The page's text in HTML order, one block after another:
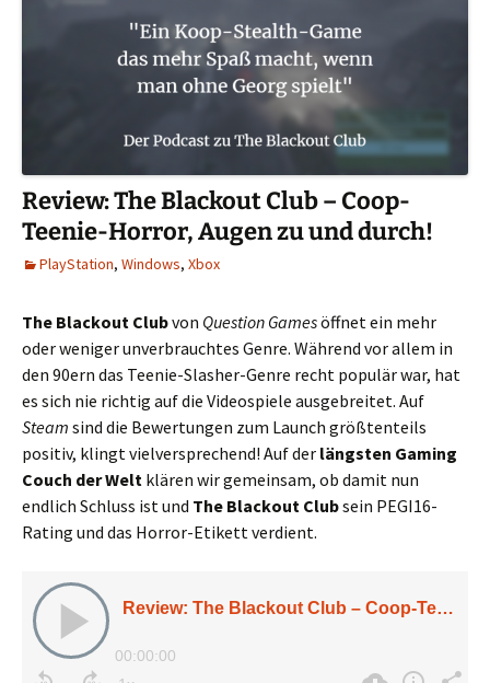
Review: The Blackout Club – Coop-
Teenie-Horror, Augen zu und durch!
PlayStation, Windows, Xbox
The Blackout Clubvon Question Gamesöffnet ein mehr
oder weniger unverbrauchtes Genre. Während vor allem in
den 90ern das Teenie-Slasher-Genre recht populär war, hat
es sich nie richtig auf die Videospiele ausgebreitet. Auf
Steam sind die Bewertungen zum Launch größtenteils
positiv, klingt vielversprechend! Auf der längsten Gaming
Couch der Welt klären wir gemeinsam, ob damit nun
endlich Schluss ist und The Blackout Clubsein PEGI16-
Rating und das Horror-Etikett verdient.